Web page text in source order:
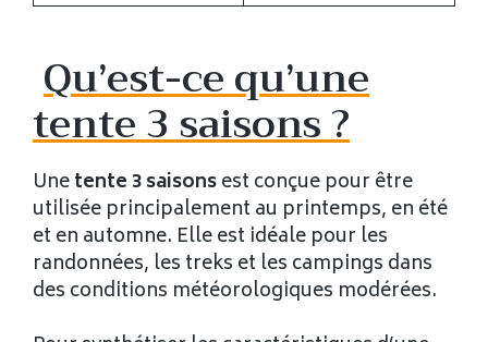
Qu’est-ce qu’une
tente 3 saisons ?
Unetente 3 saisonsest conçue pour être
utilisée principalement au printemps, en été
et en automne. Elle est idéale pour les
randonnées, les treks et les campings dans
des conditions météorologiques modérées.